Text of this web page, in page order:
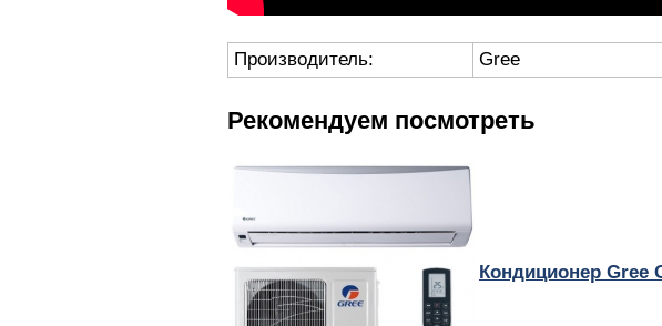
Производитель: Gree
Рекомендуем посмотреть
Кондиционер Gree